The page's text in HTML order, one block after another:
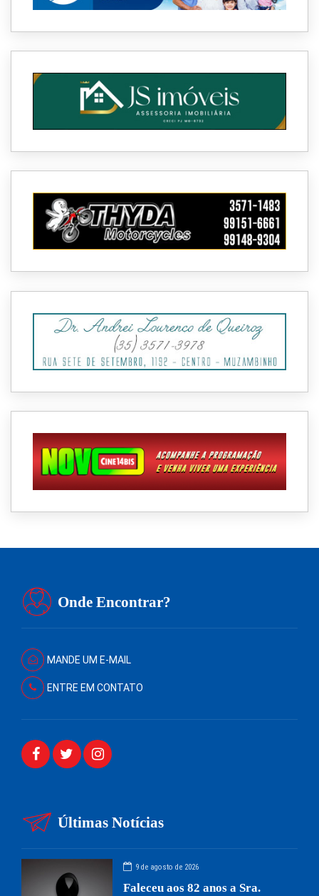
Onde Encontrar?
MANDE UM E-MAIL
ENTRE EM CONTATO
Últimas Notícias
9 de agosto de 2026
Faleceu aos 82 anos a Sra.